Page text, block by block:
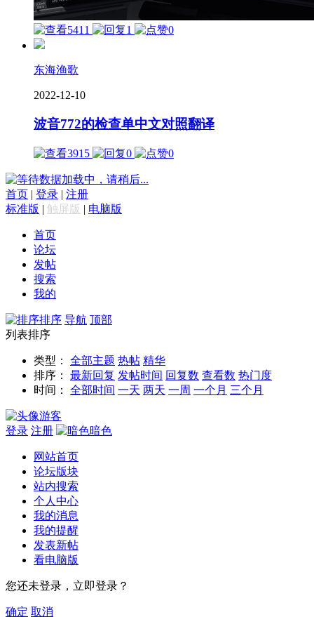
5411 1 0
东海渔歌
2022-12-10
波音772的检查单中文对照翻译
3915 0 0
数据加载中，请稍后...
首页 | 登录 | 注册
标准版 | 触屏版 | 电脑版
首页
论坛
发帖
搜索
我的
排序 导航 顶部
列表排序
类型： 全部主题 热帖 精华
排序：
最新回复 发帖时间 回复数 查看数 热门度
时间：
全部时间 一天 两天 一周 一个月 三个月
游客
登录 注册 暗色
网站首页
论坛版块
站内搜索
个人中心
我的消息
我的提醒
发表新帖
看电脑版
您还未登录，立即登录？
确定 取消